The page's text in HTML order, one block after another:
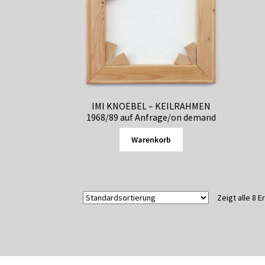
IMI KNOEBEL – KEILRAHMEN
1968/89 auf Anfrage/on demand
Warenkorb
Zeigt alle 8